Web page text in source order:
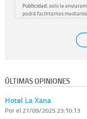
Publicidad:solo le
podrá facilitarnos
únicamente
previo, que podrá
Derechos:tiene derecho a
disponible en nuestra
Información complementaria:
ÚLTIMAS OPINIONES
Hotel La Xana
Porel 27/09/2025 23:10:13